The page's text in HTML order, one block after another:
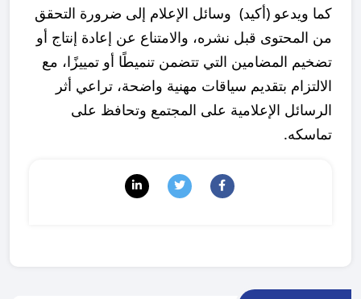
كما ويدعو (أكيد) وسائل الإعلام إلى ضرورة التحقق
من المحتوى قبل نشره، والامتناع عن إعادة إنتاج أو
تضخيم المضامين التي تتضمن تنميطًا أو تمييزًا، مع
الالتزام بتقديم سياقات مهنية واضحة، تراعي أثر
الرسائل الإعلامية على المجتمع وتحافظ على
تماسكه.